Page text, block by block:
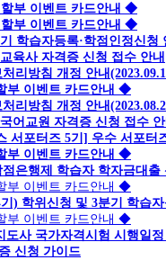
부 이벤트 카드안내 ◆
부 이벤트 카드안내 ◆
학습자등록·학점인정신청
육사 자격증 신청 접수 안내
리방침 개정 안내
부 이벤트 카드안내 ◆
리방침 개정 안내
어교원 자격증 신청 접수
포터즈 5기] 우수 서포터
부 이벤트 카드안내 ◆
은행제 학습자 학자금대출
부 이벤트 카드안내 ◆
) 학위신청 및 3분기 학습
부 이벤트 카드안내 ◆
도사 국가자격시험 시행일
신청 가이드